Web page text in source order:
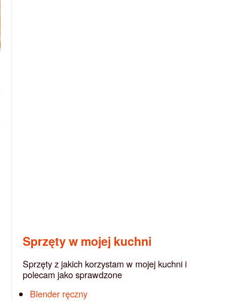
Sprzęty w mojej kuchni
Sprzęty z jakich korzystam w mojej kuchni i
polecam jako sprawdzone
Blender ręczny